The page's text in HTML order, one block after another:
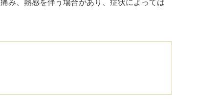
み、熱感を伴う場合があり、症状によっては